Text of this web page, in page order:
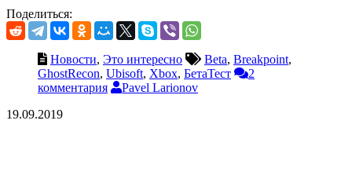
Поделиться:
Новости, Это интересно Beta, Breakpoint,
GhostRecon, Ubisoft, Xbox, БетаТест
2
комментария
Pavel Larionov
19.09.2019